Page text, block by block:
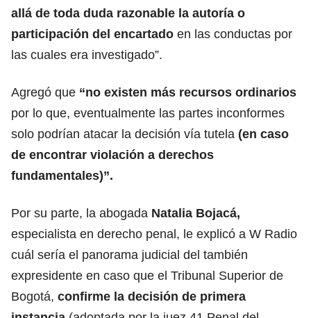
allá de toda duda razonable la autoría o
participación del encartado en las conductas por
las cuales era investigado”.
Agregó que “no existen más recursos ordinarios
por lo que, eventualmente las partes inconformes
solo podrían atacar la decisión vía tutela (en caso
de encontrar violación a derechos
fundamentales)”.
Por su parte, la abogada Natalia Bojacá,
especialista en derecho penal, le explicó a W Radio
cuál sería el panorama judicial del también
expresidente en caso que el Tribunal Superior de
Bogotá, confirme la decisión de primera